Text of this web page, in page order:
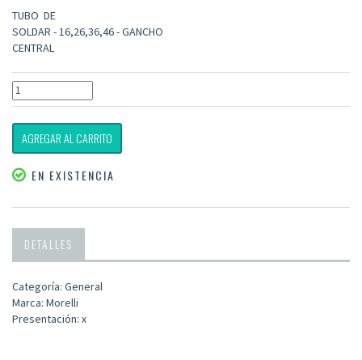
TUBO DE
SOLDAR - 16,26,36,46 - GANCHO
CENTRAL
AGREGAR AL CARRITO
EN EXISTENCIA
DETALLES
Categoría: General
Marca: Morelli
Presentación: x